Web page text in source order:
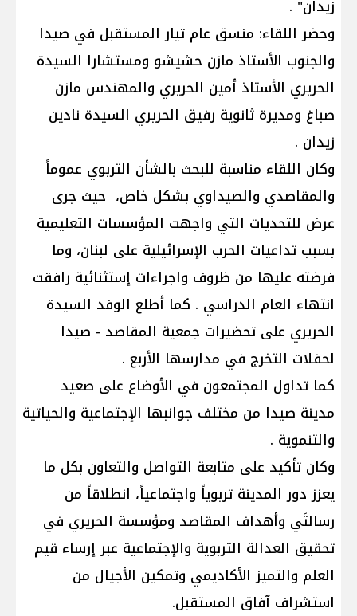
زيدان" .
وحضر اللقاء: منسق عام تيار المستقبل في صيدا
والجنوب الأستاذ مازن حشيشو ومستشارا السيدة
الحريري الأستاذ أمين الحريري والمهندس مازن
صباغ ومديرة ثانوية رفيق الحريري السيدة نادين
زيدان .
وكان اللقاء مناسبة للبحث بالشأن التربوي عموماً
والمقاصدي والصيداوي بشكل خاص، حيث جرى
عرض للتحديات التي واجهت المؤسسات التعليمية
بسبب تداعيات الحرب الإسرائيلية على لبنان، وما
فرضته عليها من ظروف واجراءات إستثنائية رافقت
انتهاء العام الدراسي . كما أطلع الوفد السيدة
الحريري على تحضيرات جمعية المقاصد - صيدا
لحفلات التخرج في مدارسها الأربع .
كما تداول المجتمعون في الأوضاع على صعيد
مدينة صيدا من مختلف جوانبها الإجتماعية والحياتية
والتنموية .
وكان تأكيد على متابعة التواصل والتعاون بكل ما
يعزز دور المدينة تربوياً واجتماعياً، انطلاقاً من
رسالتَي وأهداف المقاصد ومؤسسة الحريري في
تحقيق العدالة التربوية والإجتماعية عبر إرساء قيم
العلم والتميز الأكاديمي وتمكين الأجيال من
استشراف آفاق المستقبل.